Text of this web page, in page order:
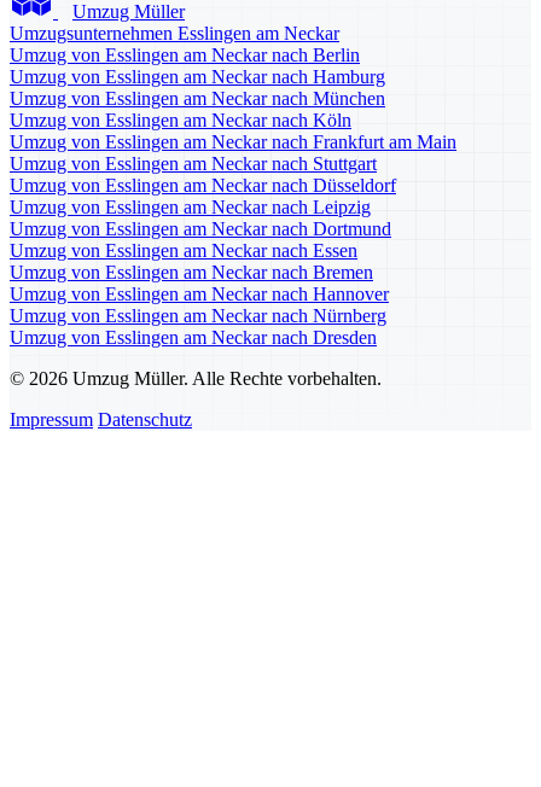
Umzug Müller
Umzugsunternehmen Esslingen am Neckar
Umzug von Esslingen am Neckar nach Berlin
Umzug von Esslingen am Neckar nach Hamburg
Umzug von Esslingen am Neckar nach München
Umzug von Esslingen am Neckar nach Köln
Umzug von Esslingen am Neckar nach Frankfurt am Main
Umzug von Esslingen am Neckar nach Stuttgart
Umzug von Esslingen am Neckar nach Düsseldorf
Umzug von Esslingen am Neckar nach Leipzig
Umzug von Esslingen am Neckar nach Dortmund
Umzug von Esslingen am Neckar nach Essen
Umzug von Esslingen am Neckar nach Bremen
Umzug von Esslingen am Neckar nach Hannover
Umzug von Esslingen am Neckar nach Nürnberg
Umzug von Esslingen am Neckar nach Dresden
© 2026 Umzug Müller. Alle Rechte vorbehalten.
Impressum Datenschutz